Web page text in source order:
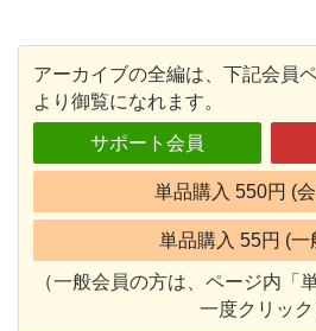
アーカイブの全編は、下記会員
より御覧になれます。
サポート会員
単品購入 550円 (
単品購入 55円 (一
（一般会員の方は、ページ内「
一度クリック